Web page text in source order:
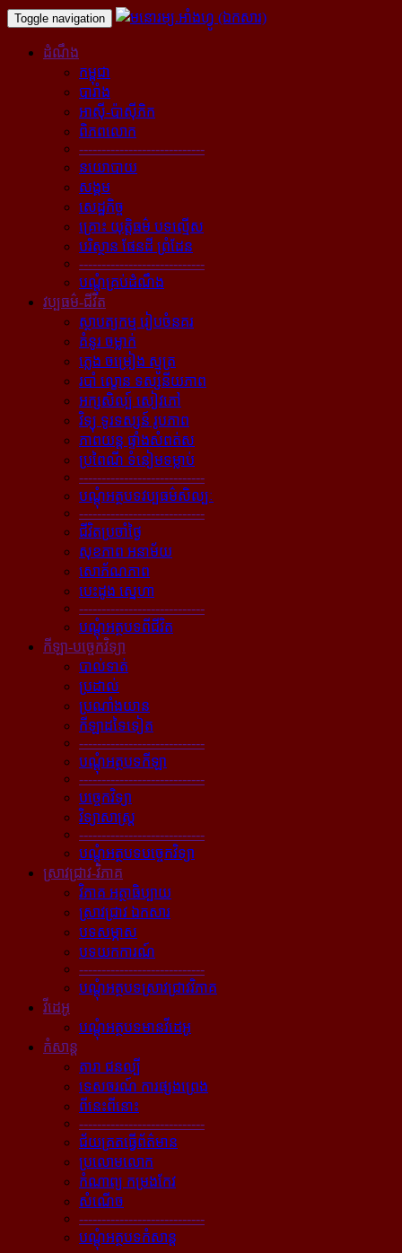
Toggle navigation
ដំណឹង
កម្ពុជា
បារាំង
អាស៊ី-ប៉ាស៊ីភិក
ពិភពលោក
----------------------------
នយោបាយ
សង្គម
សេដ្ឋកិច្ច
គ្រោះ យុត្តិធម៌ បទល្មើស
បរិស្ថាន ផែនដី ព្រំដែន
----------------------------
បណ្ដុំគ្រប់ដំណឹង
វប្បធម៌-ជីវិត
ស្ថាបត្យកម្ម រៀបចំនគរ
គំនូរ ចម្លាក់
ភ្លេង ចម្រៀង ស្មូត្រ
របាំ ល្ខោន ទស្សនីយភាព
អក្សសិល្ប៍ សៀវភៅ
វិទ្យុ ទូរទស្សន៍ រូបភាព
ភាពយន្ដ ផ្ទាំងសំពត់ស
ប្រពៃណី ទំនៀមទម្លាប់
----------------------------
បណ្ដុំអត្ថបទវប្បធម៌សិល្បៈ
----------------------------
ជីវិតប្រចាំថ្ងៃ
សុខភាព អនាម័យ
សោភ័ណភាព
បេះដូង ស្នេហា
----------------------------
បណ្ដុំអត្ថបទពីជីវិត
កីឡា-បច្ចេកវិទ្យា
បាល់ទាត់
ប្រដាល់
ប្រណាំងយាន
កីឡាដទៃទៀត
----------------------------
បណ្ដុំអត្ថបទកីឡា
----------------------------
បច្ចេកវិទ្យា
វិទ្យាសាស្ត្រ
----------------------------
បណ្ដុំអត្ថបទបច្ចេកវិទ្យា
ស្រាវជ្រាវ-វិភាគ
វិភាគ អត្ថាធិប្បាយ
ស្រាវជ្រាវ ឯកសារ
បទសម្ភាស
បទយកការណ៍
----------------------------
បណ្ដុំអត្ថបទស្រាវជ្រាវវិភាគ
វីដេអូ
បណ្ដុំអត្ថបទមានវីដេអូ
កំសាន្ដ
តារា ជនល្បី
ទេសចរណ៍ ការផ្សងព្រេង
ពីនេះពីនោះ
----------------------------
ជ័យគ្រតធ្វើព័ត៌មាន
ប្រលោមលោក
កំណាព្យ កម្រងកែវ
សំណើច
----------------------------
បណ្ដុំអត្ថបទកំសាន្ដ